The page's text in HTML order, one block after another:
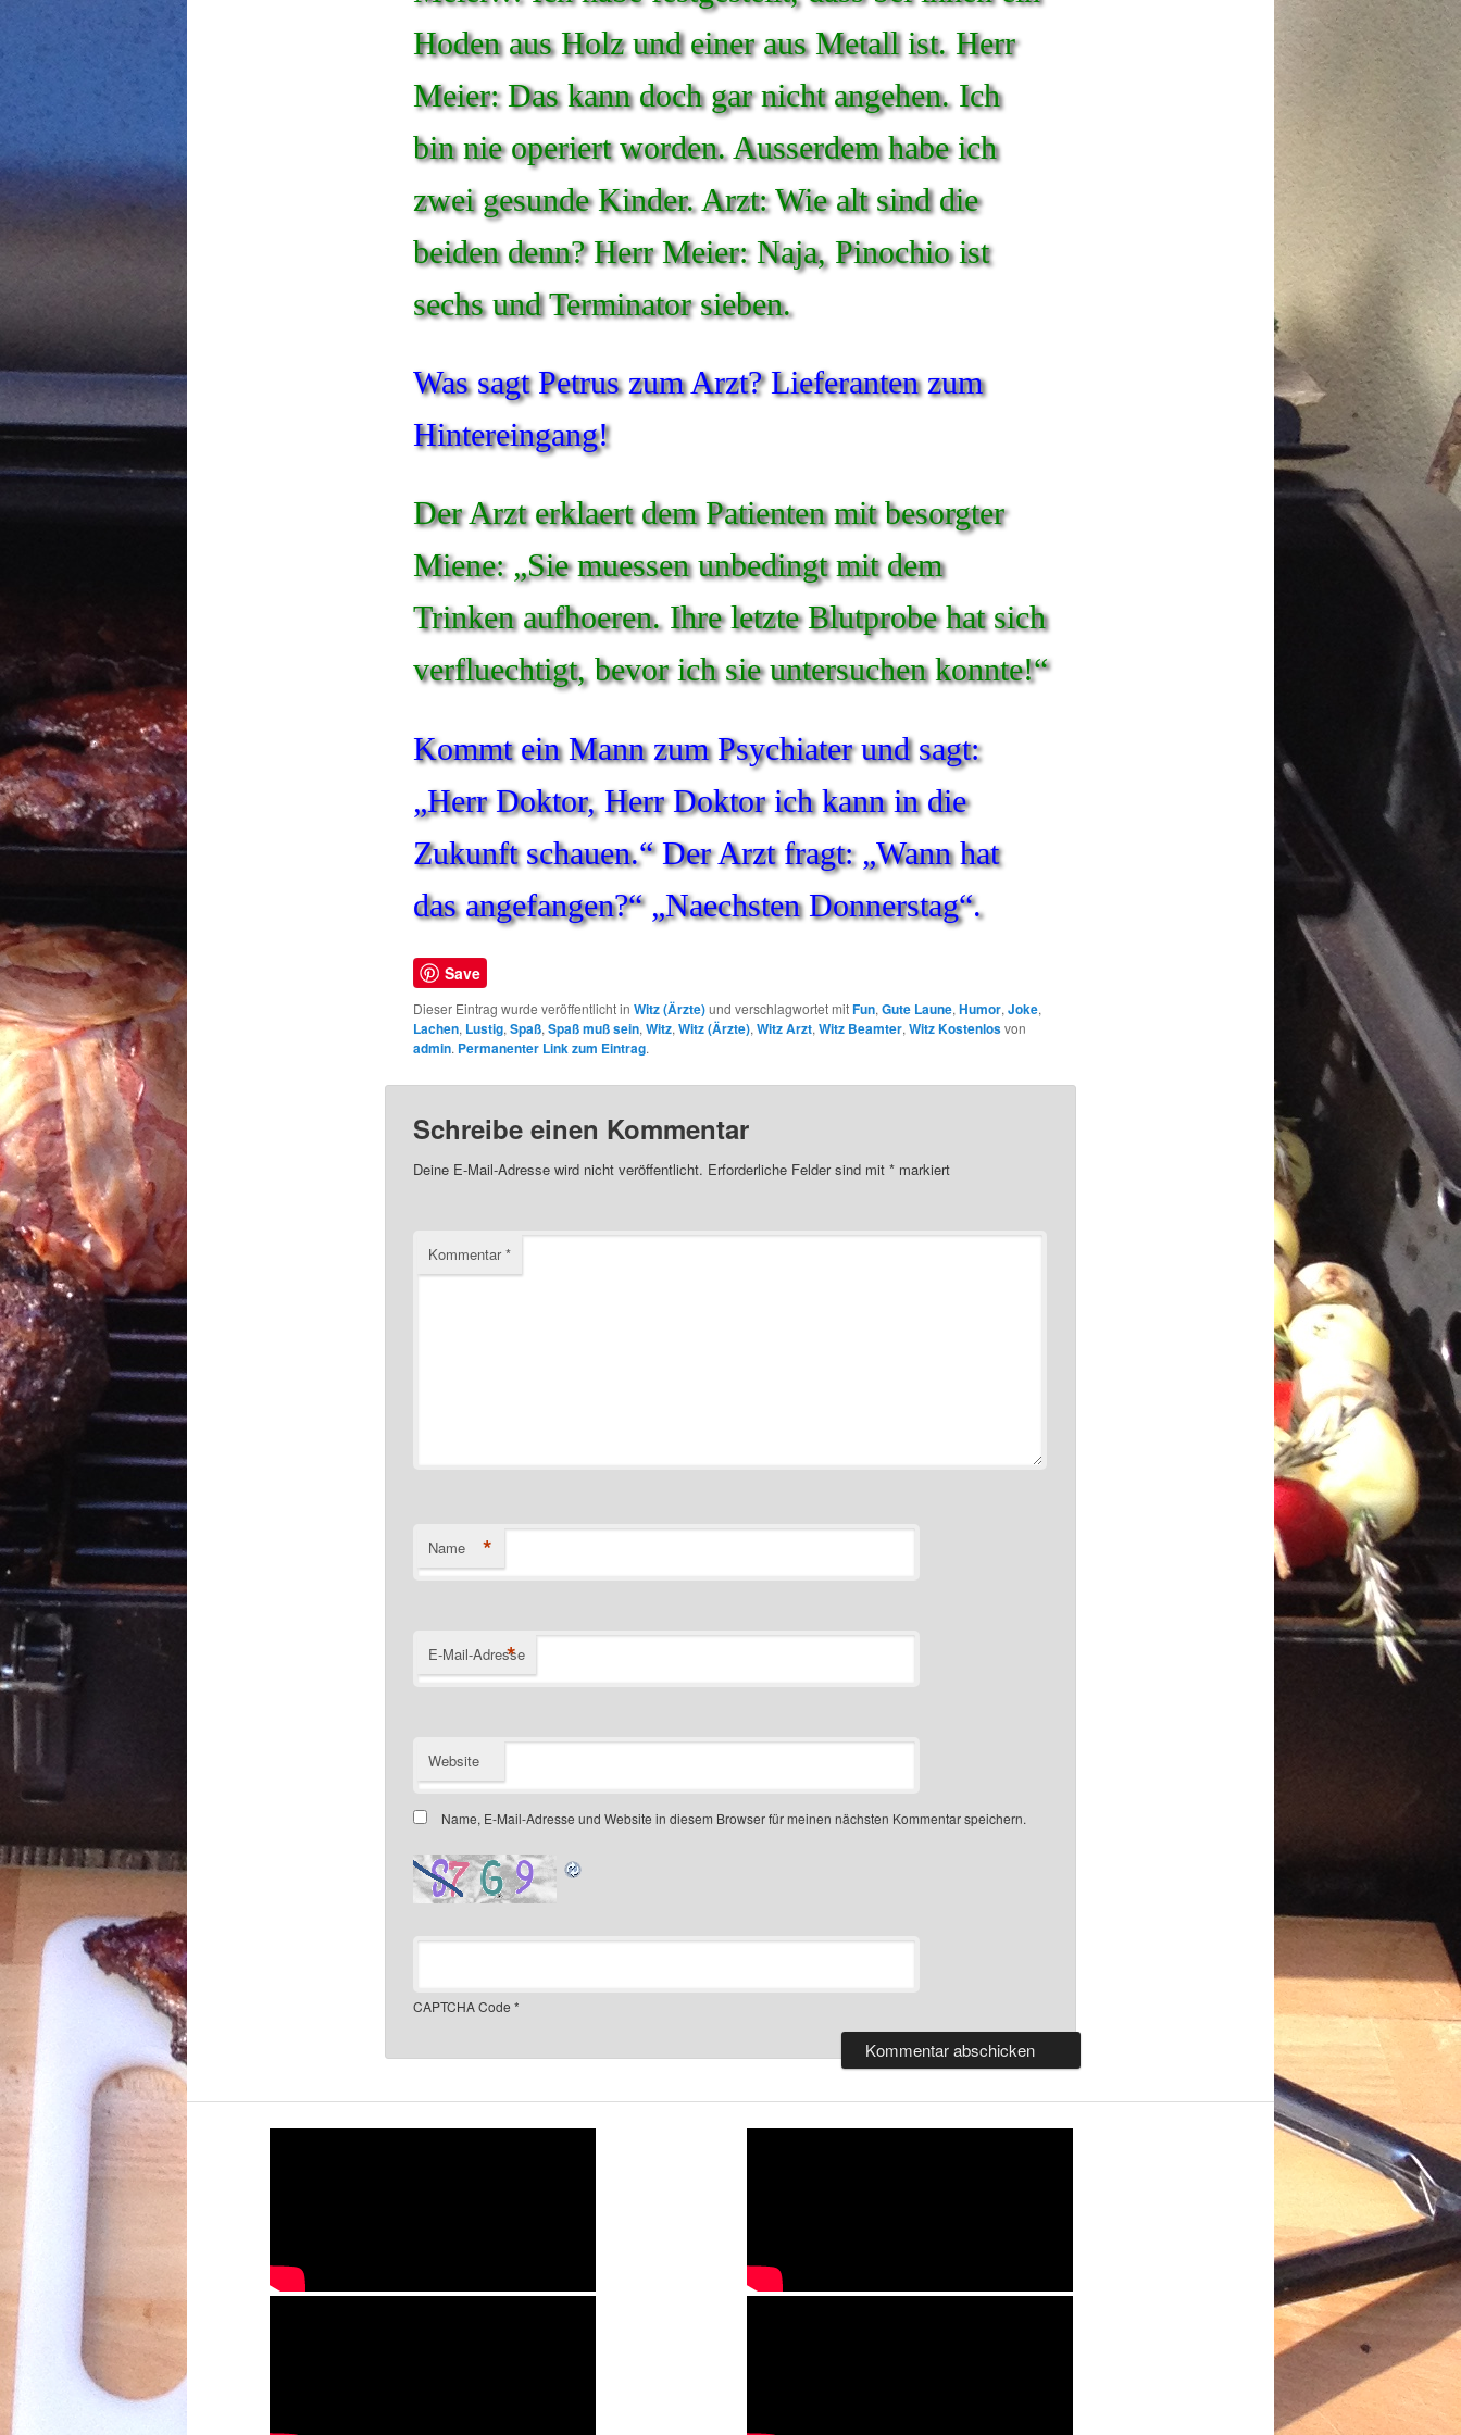
Hoden aus Holz und einer aus Metall ist. Herr
Meier: Das kann doch gar nicht angehen. Ich
bin nie operiert worden. Ausserdem habe ich
zwei gesunde Kinder. Arzt: Wie alt sind die
beiden denn? Herr Meier: Naja, Pinochio ist
sechs und Terminator sieben.
Was sagt Petrus zum Arzt? Lieferanten zum
Hintereingang!
Der Arzt erklaert dem Patienten mit besorgter
Miene: „Sie muessen unbedingt mit dem
Trinken aufhoeren. Ihre letzte Blutprobe hat sich
verfluechtigt, bevor ich sie untersuchen konnte!“
Kommt ein Mann zum Psychiater und sagt:
„Herr Doktor, Herr Doktor ich kann in die
Zukunft schauen.“ Der Arzt fragt: „Wann hat
das angefangen?“ „Naechsten Donnerstag“.
Save
Dieser Eintrag wurde veröffentlicht in Witz (Ärzte)und verschlagwortet mitFun, Gute Laune, Humor, Joke,
Lachen, Lustig, Spaß, Spaß muß sein, Witz, Witz (Ärzte), Witz Arzt, Witz Beamter, Witz Kostenlosvon
admin. Permanenter Link zum Eintrag.
Schreibe einen Kommentar
Deine E-Mail-Adresse wird nicht veröffentlicht. Erforderliche Felder sind mit *markiert
Kommentar*
Name *
E-Mail-Adresse
*
Website
Name, E-Mail-Adresse und Website in diesem Browser für meinen nächsten Kommentar speichern.
CAPTCHA Code *